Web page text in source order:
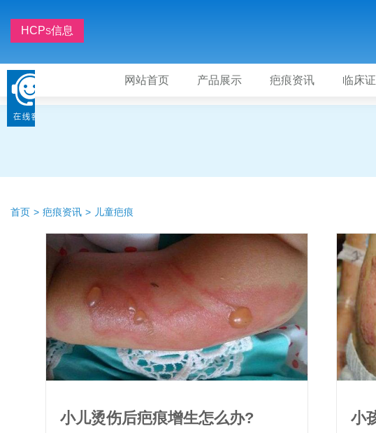
HCPS信息
网站首页 产品展示 疤痕资讯 临床
首页 疤痕资讯 儿童疤痕
小儿烫伤后疤痕增生怎么办? 小